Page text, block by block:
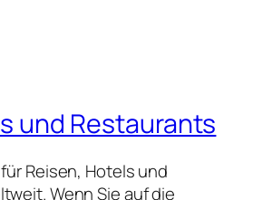
und Restaurants
Reisen, Hotels und
Wenn Sie auf die